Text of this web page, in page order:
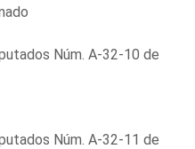
Núm. A-32-10 de
Núm. A-32-11 de